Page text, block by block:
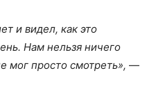
и видел, как это
Нам нельзя ничего
мог просто смотреть», —